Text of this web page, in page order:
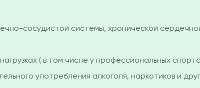
сосудистой системы, хронической
( в том числе у профессиональных
употребления алкоголя, наркотиков и